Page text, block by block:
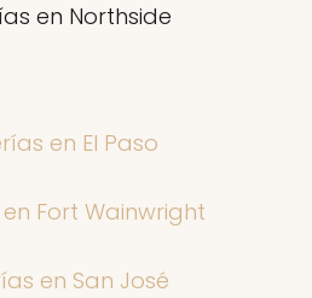
en Northside
en El Paso
Fort Wainwright
en San José